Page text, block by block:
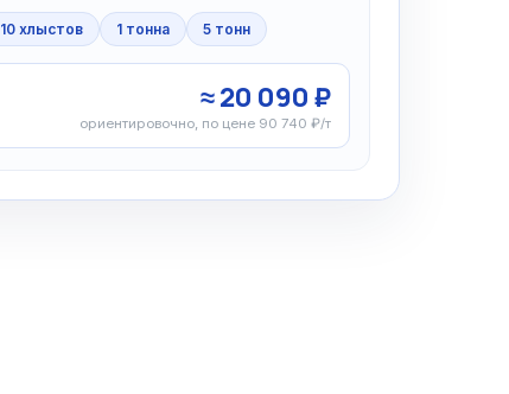
10 хлыстов 1 тонна 5 тонн
≈ 20 090 ₽
ориентировочно, по цене 90 740 ₽/т